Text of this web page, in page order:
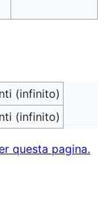
(infinito)
(infinito)
questa pagina.